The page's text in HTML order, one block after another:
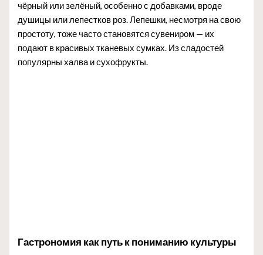
чёрный или зелёный, особенно с добавками, вроде
душицы или лепестков роз. Лепешки, несмотря на свою
простоту, тоже часто становятся сувениром — их
подают в красивых тканевых сумках. Из сладостей
популярны халва и сухофрукты.
Гастрономия как путь к пониманию культуры